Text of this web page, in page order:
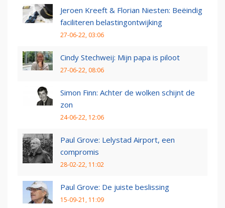
Jeroen Kreeft & Florian Niesten: Beëindig
faciliteren belastingontwijking
27-06-22, 03:06
Cindy Stechweij: Mijn papa is piloot
27-06-22, 08:06
Simon Finn: Achter de wolken schijnt de
zon
24-06-22, 12:06
Paul Grove: Lelystad Airport, een
compromis
28-02-22, 11:02
Paul Grove: De juiste beslissing
15-09-21, 11:09